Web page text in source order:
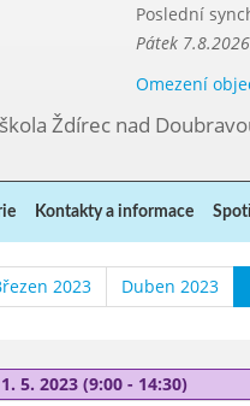
Poslední
Pátek
Omezení
Ždírec nad
Kontakty a informace
2023 Duben 2023
5. 2023 (9:00 - 14:30)